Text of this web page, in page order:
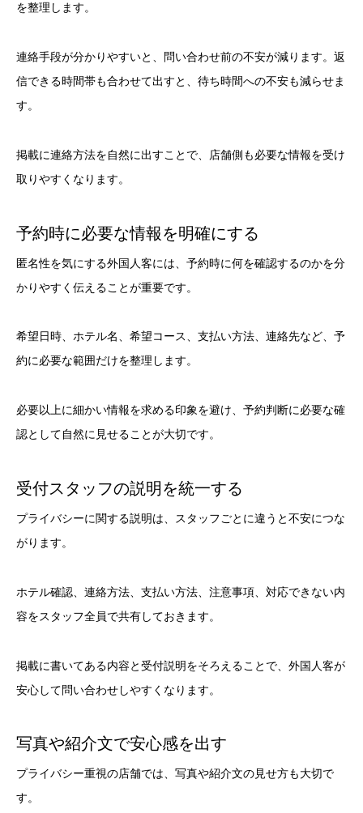
を整理します。
連絡手段が分かりやすいと、問い合わせ前の不安が減ります。返
信できる時間帯も合わせて出すと、待ち時間への不安も減らせま
す。
掲載に連絡方法を自然に出すことで、店舗側も必要な情報を受け
取りやすくなります。
予約時に必要な情報を明確にする
匿名性を気にする外国人客には、予約時に何を確認するのかを分
かりやすく伝えることが重要です。
希望日時、ホテル名、希望コース、支払い方法、連絡先など、予
約に必要な範囲だけを整理します。
必要以上に細かい情報を求める印象を避け、予約判断に必要な確
認として自然に見せることが大切です。
受付スタッフの説明を統一する
プライバシーに関する説明は、スタッフごとに違うと不安につな
がります。
ホテル確認、連絡方法、支払い方法、注意事項、対応できない内
容をスタッフ全員で共有しておきます。
掲載に書いてある内容と受付説明をそろえることで、外国人客が
安心して問い合わせしやすくなります。
写真や紹介文で安心感を出す
プライバシー重視の店舗では、写真や紹介文の見せ方も大切で
す。